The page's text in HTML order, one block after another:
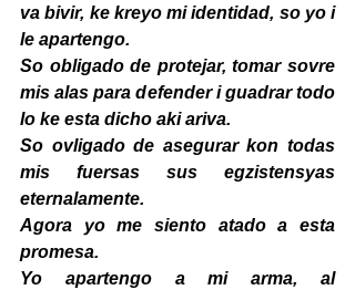
va bivir, ke kreyo mi identidad, so yo i
le apartengo.
So obligado de protejar, tomar sovre
mis alas para defender i guadrar todo
lo ke esta dicho aki ariva.
So ovligado de asegurar kon todas
mis fuersas sus egzistensyas
eternalamente.
Agora yo me siento atado a esta
promesa.
Yo apartengo a mi arma, al